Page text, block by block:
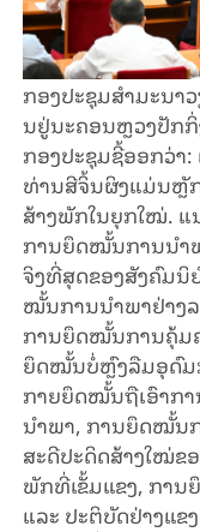
ກອງ​ປະ​ຊຸມ​ສຳ​ມະ​ນາ​
ນ​ຢູ່​ນະ​ຄອນຫຼວງ​ປັກ​
ກອງ​ປະ​ຊຸມ​ຊີ້​ອອກວ່າ
ທ່ານ​ສີ​ຈິ້ນ​ຜິງ​ແມ່ນຫຼັ
ສ້າງ​ພັກ​ໃນ​ຍຸກ​ໃໝ່. ແ
ການ​ຍຶດ​ໝັ້ນ​ການ​ນຳ​
ຈິງ​ທີ່​ສຸດ​ຂອງ​ສັງ​ຄົມ​
ໝັ້ນ​ການ​ນຳ​ພາ​ຢ່າງ​
ການ​ຍຶດ​ໝັ້ນ​ການ​ຄຸ້ມ​
ຍຶດ​ໝັ້ນ​ບໍ່ຫຼົງ​ລືມ​ອຸ​ດົມ​
ກາຍ​ຍຶດ​ໝັ້ນ​ຖື​ເອົາ​ກາ
ນຳ​ພາ, ການ​ຍຶດ​ໝັ້ນ​
ສະ​ດີ​ປະ​ດິດ​ສ້າງ​ໃໝ່​
ພັກ​ທີ່​ເຂັ້ມ​ແຂງ, ກາ
ແລະ ປະ​ຕິ​ບັດ​ຢ່າງ​ແ